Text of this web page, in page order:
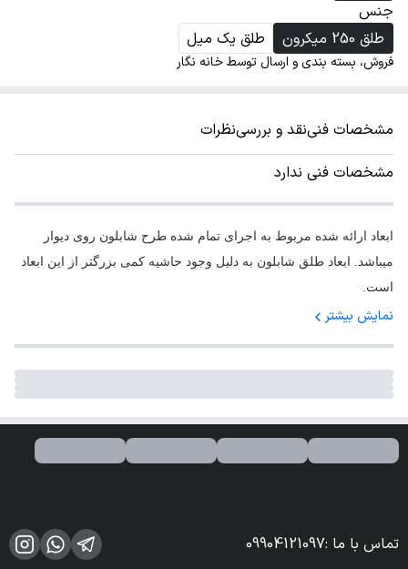
جنس
طلق 250 میکرون
طلق یک میل
فروش، بسته بندی و ارسال توسط خانه نگار
مشخصات فنینقد و بررسینظرات
مشخصات فنی ندارد
ابعاد ارائه شده مربوط به اجرای تمام شده طرح شابلون روی دیوار
میباشد. ابعاد طلق شابلون به دلیل وجود حاشیه کمی بزرگتر از این ابعاد
است.
نمایش بیشتر
تماس با ما :
09904121097